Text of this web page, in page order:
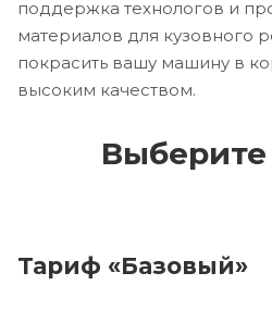
поддержка технологов и
материалов для кузовного
покрасить вашу машину в
высоким качеством.
Тариф «Базовый»